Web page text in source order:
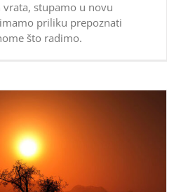
stupamo u novu
priliku prepoznati
što radimo.